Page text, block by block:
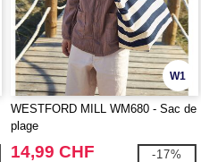
W1
WESTFORD MILL WM680 - Sac de
plage
14,99 CHF -17%